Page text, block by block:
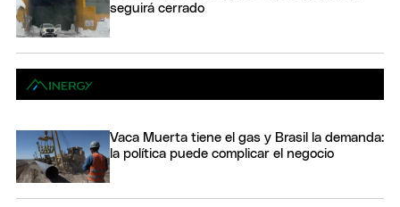
seguirá cerrado
Vaca Muerta tiene el gas y Brasil la demanda:
la política puede complicar el negocio